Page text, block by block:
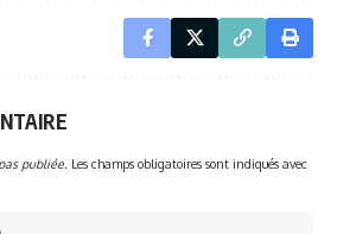
publiée. Les champs obligatoires sont indiqués avec